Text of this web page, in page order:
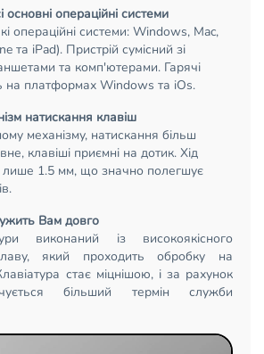
основні операційні системи
операційні системи: Windows, Mac,
та iPad). Пристрій сумісний зі
та комп'ютерами. Гарячі
на платформах Windows та iOs.
натискання клавіш
механізму, натискання більш
клавіші приємні на дотик. Хід
лише 1.5 мм, що значно полегшує
Вам довго
виконаний із високоякісного
який проходить обробку на
стає міцнішою, і за рахунок
більший термін служби